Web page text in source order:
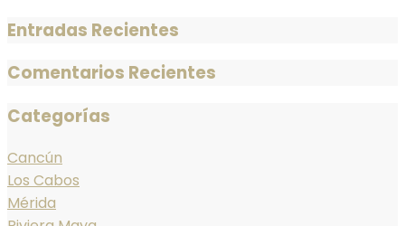
Entradas Recientes
Comentarios Recientes
Categorías
Cancún
Los Cabos
Mérida